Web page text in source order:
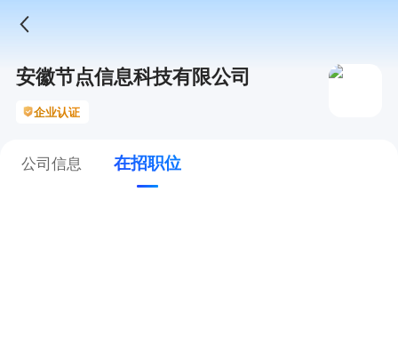
安徽节点信息科技有限公司
企业认证
公司信息 在招职位